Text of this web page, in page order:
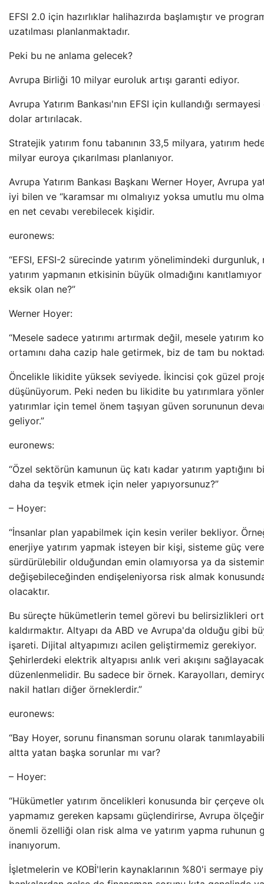
EFSI 2.0 için hazırlıklar halihazırda başlamıştır ve
uzatılması planlanmaktadır.
Peki bu ne anlama gelecek?
Avrupa Birliği 10 milyar euroluk artışı garanti ediyor.
Avrupa Yatırım Bankası'nın EFSI için kullandığı
dolar artırılacak.
Stratejik yatırım fonu tabanının 33,5 milyara, yatırım
milyar euroya çıkarılması planlanıyor.
Avrupa Yatırım Bankası Başkanı Werner Hoyer, Avrupa
iyi bilen ve “karamsar mı olmalıyız yoksa umutlu mu
en net cevabı verebilecek kişidir.
euronews:
“EFSI, EFSI-2 sürecinde yatırım yönelimindeki
yatırım yapmanın etkisinin büyük olmadığını
eksik olan ne?”
Werner Hoyer:
“Mesele sadece yatırımı artırmak değil, mesele yatırım
ortamını daha cazip hale getirmek, biz de tam bu noktada
Öncelikle likidite yüksek seviyede. İkincisi çok güzel
düşünüyorum. Peki neden bu likidite bu yatırımlara
yatırımlar için temel önem taşıyan güven sorununun
geliyor.”
euronews:
“Özel sektörün kamunun üç katı kadar yatırım yaptığını
daha da teşvik etmek için neler yapıyorsunuz?”
– Hoyer:
“İnsanlar plan yapabilmek için kesin veriler bekliyor.
enerjiye yatırım yapmak isteyen bir kişi, sisteme güç
sürdürülebilir olduğundan emin olamıyorsa ya da
değişebileceğinden endişeleniyorsa risk almak
olacaktır.
Bu süreçte hükümetlerin temel görevi bu belirsizlikleri
kaldırmaktır. Altyapı da ABD ve Avrupa'da olduğu gibi
işareti. Dijital altyapımızı acilen geliştirmemiz gerekiyor.
Şehirlerdeki elektrik altyapısı anlık veri akışını
düzenlenmelidir. Bu sadece bir örnek. Karayolları,
nakil hatları diğer örneklerdir.”
euronews:
“Bay Hoyer, sorunu finansman sorunu olarak
altta yatan başka sorunlar mı var?
– Hoyer:
“Hükümetler yatırım öncelikleri konusunda bir çerçeve
yapmamız gereken kapsamı güçlendirirse, Avrupa
önemli özelliği olan risk alma ve yatırım yapma ruhunun
inanıyorum.
İşletmelerin ve KOBİ'lerin kaynaklarının %80'i sermaye